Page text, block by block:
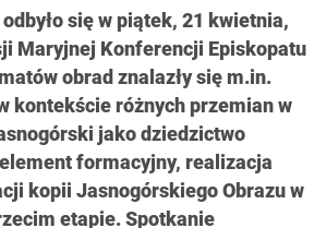
się w piątek, 21 kwietnia,
Maryjnej Konferencji Episkopatu
obrad znalazły się m.in.
kontekście różnych przemian w
jako dziedzictwo
formacyjny, realizacja
kopii Jasnogórskiego Obrazu w
etapie. Spotkanie